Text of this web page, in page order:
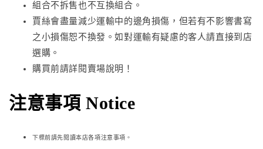
組合不拆售也不互換組合。
賈絲會盡量減少運輸中的邊角損傷，但若有不影響書寫
之小損傷恕不換發。如對運輸有疑慮的客人請直接到店
選購。
購買前請詳閱賣場說明！
注意事項 Notice
下標前請先閱讀本店各項注意事項。